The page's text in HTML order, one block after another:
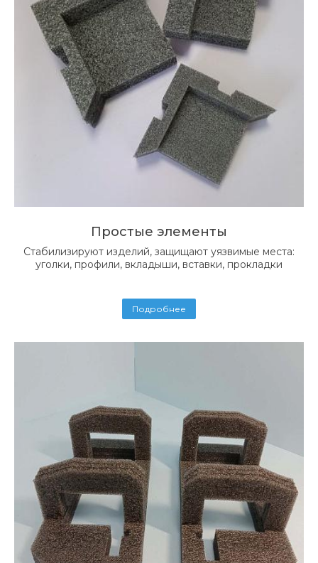
Простые элементы
Стабилизируют изделий, защищают уязвимые места:
уголки, профили, вкладыши, вставки, прокладки
Подробнее